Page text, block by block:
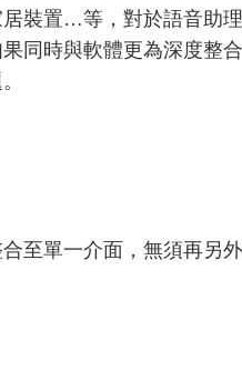
裝置…等，對於語音助
同時與軟體更為深度整
至單一介面，無須再另